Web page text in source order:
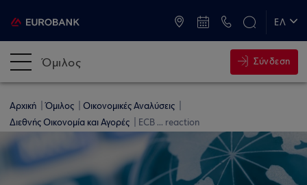
ΕΛ
Όμιλος Σύνδεση
Αρχική Όμιλος
Οικονομικές Αναλύσεις
Διεθνής Οικονομία και Αγορές
ECB ... reaction